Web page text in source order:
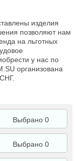
изделия
позволяют нам
на льготных
у нас по
организована
Выбрано 0
Выбрано 0